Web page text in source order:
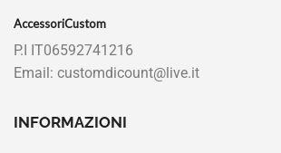
AccessoriCustom
P.I IT06592741216
Email: customdicount@live.it
INFORMAZIONI